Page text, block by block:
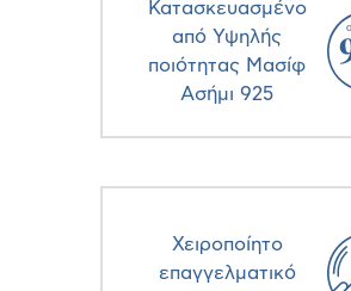
Κατασκευασμένο
από Υψηλής
ποιότητας Μασίφ
Ασήμι 925
Χειροποίητο
επαγγελματικό